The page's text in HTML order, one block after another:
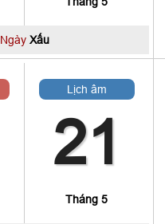
Ngày Xấu
Lịch âm
21
Tháng 5